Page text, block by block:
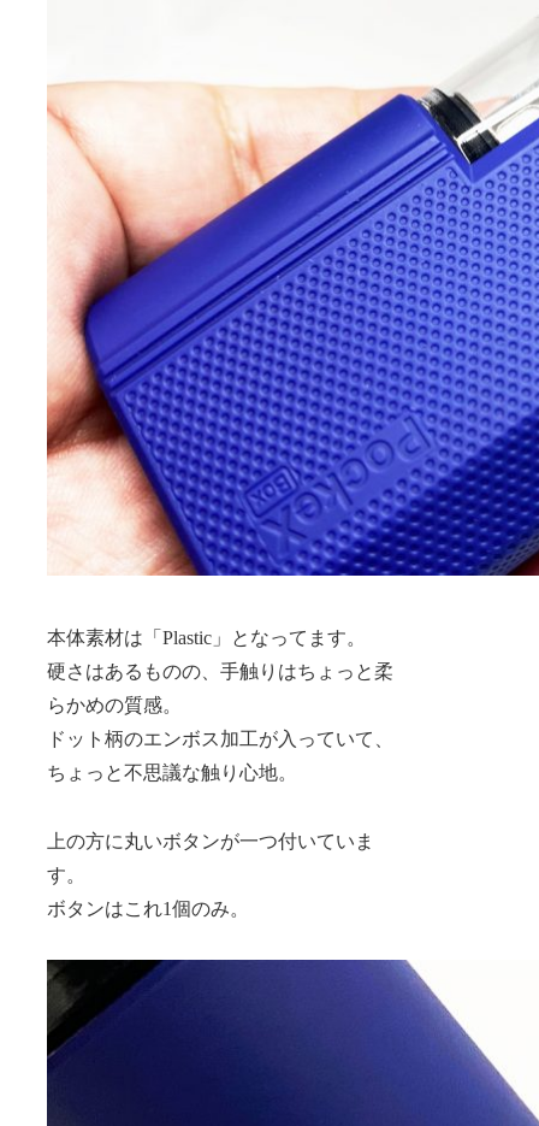
本体素材は「Plastic」となってます。
硬さはあるものの、手触りはちょっと柔
らかめの質感。
ドット柄のエンボス加工が入っていて、
ちょっと不思議な触り心地。
上の方に丸いボタンが一つ付いていま
す。
ボタンはこれ1個のみ。